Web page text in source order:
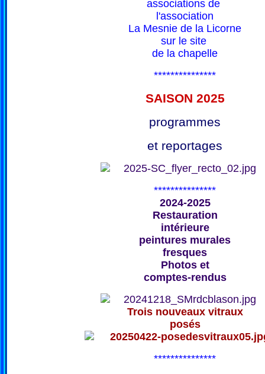
associations de
l'association
La Mesnie de la Licorne
sur le site
de la chapelle
***************
SAISON 2025
programmes
et reportages
***************
2024-2025
Restauration
intérieure
peintures murales
fresques
Photos et
comptes-rendus
Trois nouveaux vitraux
posés
***************